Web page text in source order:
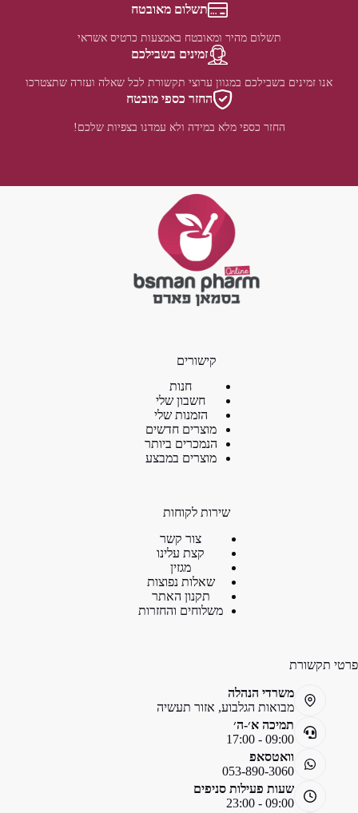
תשלום מאובטח
תשלום מהיר ומאובטח באמצעות כרטיס אשראי
זמינים בשבילכם
אנו זמינים בשבילכם במגוון ערוצי תקשורת לכל שאלה ועזרה שתצטרכו
החזר כספי מובטח
החזר כספי מלא במידה ולא עמדנו בצפיות שלכם!
קישורים
חנות
חשבון שלי
הזמנות שלי
מוצרים חדשים
הנמכרים ביותר
מוצרים במבצע
שירות לקוחות
צור קשר
קצת עלינו
מגזין
שאלות נפוצות
תקנון האתר
משלוחים והחזרות
פרטי תקשורת
משרדי הנהלה
מבואות הגלבוע, אזור תעשיה
תמיכה א׳-ה׳
09:00 - 17:00
וואטסאפ
053-890-3060
שעות פעילות סניפים
09:00 - 23:00